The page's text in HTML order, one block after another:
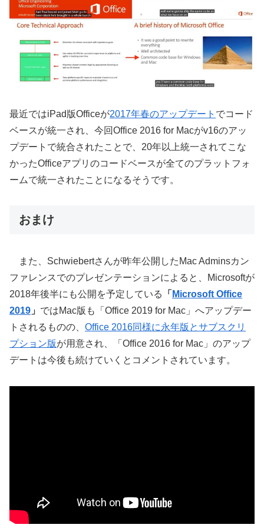
最近ではiPad版Officeが2017年春のアップデート でコード
ベースが統一され、今回Office 2016 for Macがv16のアッ
プデートで統合されたことで、20年以上統一されてこな
かったOfficeアプリのコードベースが全てのプラットフォ
ームで統一されたことになるそうです。
おまけ
また、Schwiebertさんが昨年公開したMac Adminsカン
ファレンスでのプレゼンテーションによると、Microsoftが
2018年後半にも公開を予定している
「 Microsoft Office
2019 」 ではMac版も「Office 2019 for Mac」へアップデー
トされるものの、 Office 2016同様に永年版とサブスクリ
プション版が用意され、「Office 2016 for Mac」のアップ
デートは今後も続けていくとコメントされています。